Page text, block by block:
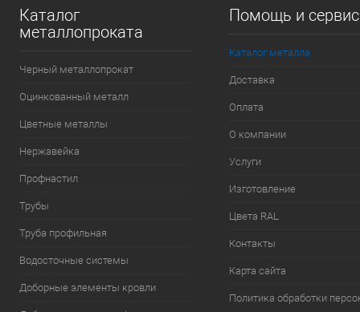
Каталог
металлопроката
Черный металлопрокат
Оцинкованный металл
Цветные металлы
Нержавейка
Профнастил
Трубы
Труба профильная
Водосточные системы
Доборные элементы кровли
Помощь и
Каталог металла
Доставка
Оплата
О компании
Услуги
Изготовление
Цвета RAL
Контакты
Карта сайта
Политика обработки